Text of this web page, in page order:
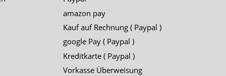
amazon pay
Kauf auf Rechnung ( Paypal )
google Pay ( Paypal )
Kreditkarte ( Paypal )
Vorkasse Überweisung